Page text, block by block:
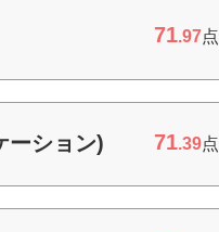
71.97点
ーション) 71.39点